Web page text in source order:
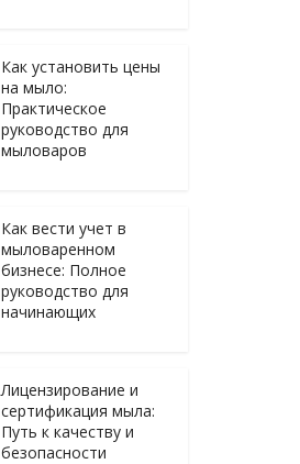
Как установить цены
на мыло:
Практическое
руководство для
мыловаров
Как вести учет в
мыловаренном
бизнесе: Полное
руководство для
начинающих
Лицензирование и
сертификация мыла:
Путь к качеству и
безопасности